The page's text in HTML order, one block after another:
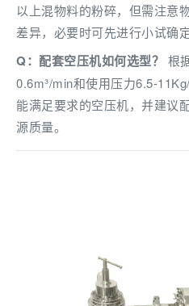
以上混物料的粉碎，但需注意
差异，必要时可先进行小试确
Q：配套空压机如何选型？ 根
0.6m³/min和使用压力6.5-
能满足要求的空压机，并建议
源质量。